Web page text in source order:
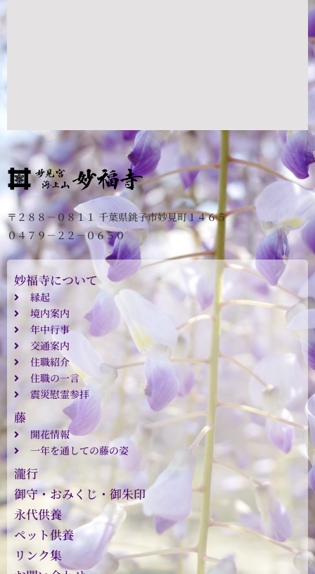
〒２８８－０８１１ 千葉県銚子市妙見町１４６５
０４７９－２２－０６５０
妙福寺について
縁起
境内案内
年中行事
交通案内
住職紹介
住職の一言
震災慰霊参拝
藤
開花情報
一年を通しての藤の姿
瀧行
御守・おみくじ・御朱印
永代供養
ペット供養
リンク集